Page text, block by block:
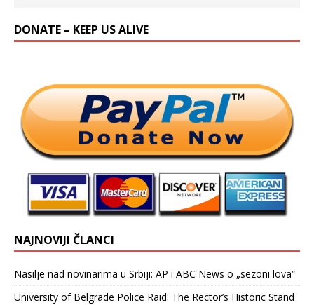
DONATE – KEEP US ALIVE
NAJNOVIJI ČLANCI
Nasilje nad novinarima u Srbiji: AP i ABC News o „sezoni lova“
University of Belgrade Police Raid: The Rector’s Historic Stand